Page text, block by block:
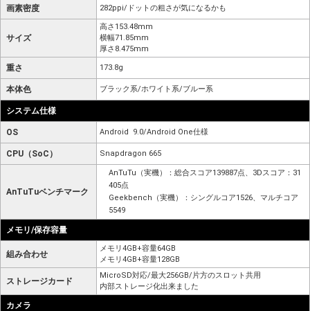
画素密度 282ppi/ドットの粗さが気になるかも
サイズ
高さ153.48mm
横幅71.85mm
厚さ8.475mm
重さ 173.8g
本体色 ブラック系/ホワイト系/ブルー系
システム仕様
OS Android 9.0/Android One仕様
CPU（SoC） Snapdragon 665
AnTuTuベンチマーク
AnTuTu（実機）：総合スコア139887点、3Dスコア：31
405点
Geekbench（実機）：シングルコア1526、マルチコア
5549
メモリ/保存容量
組み合わせ
メモリ4GB+容量64GB
メモリ4GB+容量128GB
ストレージカード
MicroSD対応/最大256GB/片方のスロット共用
内部ストレージ化出来ました
カメラ